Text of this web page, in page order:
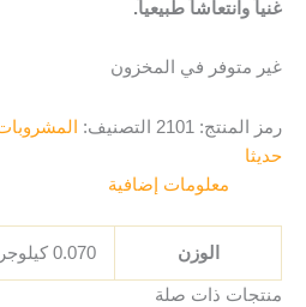
غنياً وانتعاشاً طبيعياً.
غير متوفر في المخزون
رمز المنتج: 2101 التصنيف:
حديثا
معلومات إضافية
الوزن 0.070 كيلوجرام
منتجات ذات صلة